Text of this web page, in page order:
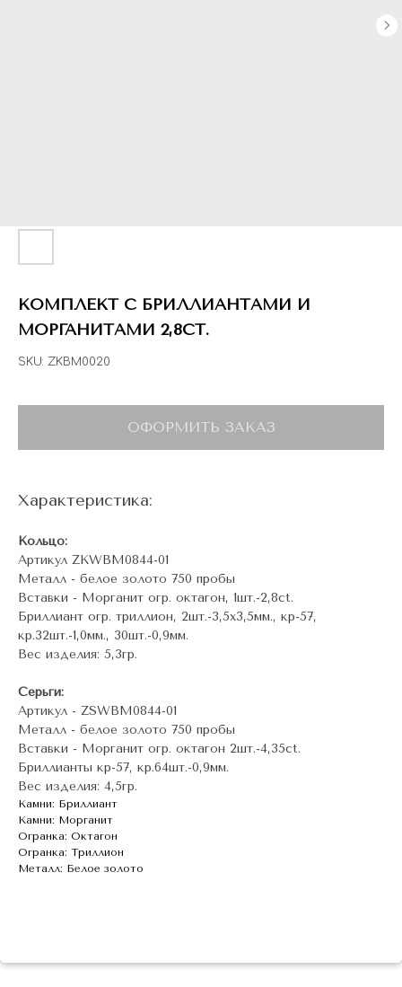
КОМПЛЕКТ С БРИЛЛИАНТАМИ И
МОРГАНИТАМИ 2,8CT.
SKU: ZKBM0020
ОФОРМИТЬ ЗАКАЗ
Характеристика:
Кольцо:
Артикул ZKWBM0844-01
Металл - белое золото 750 пробы
Вставки - Морганит огр. октагон, 1шт.-2,8ct.
Бриллиант огр. триллион, 2шт.-3,5х3,5мм., кр-57,
кр.32шт.-1,0мм., 30шт.-0,9мм.
Вес изделия: 5,3гр.
Серьги:
Артикул - ZSWBM0844-01
Металл - белое золото 750 пробы
Вставки - Морганит огр. октагон 2шт.-4,35ct.
Бриллианты кр-57, кр.64шт.-0,9мм.
Вес изделия: 4,5гр.
Камни: Бриллиант
Камни: Морганит
Огранка: Октагон
Огранка: Триллион
Металл: Белое золото